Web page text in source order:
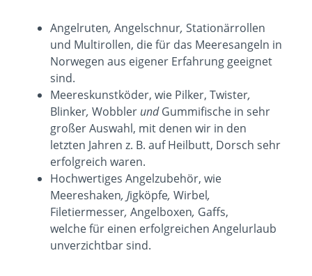
Angelruten, Angelschnur, Stationärrollen
und Multirollen, die für das Meeresangeln in
Norwegen aus eigener Erfahrung geeignet
sind.
Meereskunstköder, wie Pilker, Twister,
Blinker, Wobbler undGummifische in sehr
großer Auswahl, mit denen wir in den
letzten Jahren z. B. auf Heilbutt, Dorsch sehr
erfolgreich waren.
Hochwertiges Angelzubehör, wie
Meereshaken, Jigköpfe, Wirbel,
Filetiermesser, Angelboxen, Gaffs,
welche für einen erfolgreichen Angelurlaub
unverzichtbar sind.